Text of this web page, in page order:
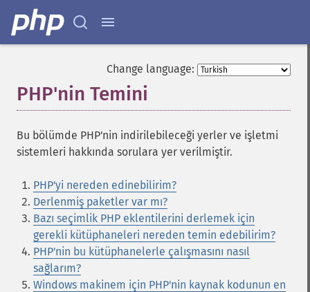
Change language:
PHP'nin Temini
Bu bölümde PHP'nin indirilebileceği yerler ve işletmi
sistemleri hakkında sorulara yer verilmiştir.
PHP'yi nereden edinebilirim?
Derlenmiş paketler var mı?
Bazı seçimlik PHP eklentilerini derlemek için
gerekli kütüphaneleri nereden temin edebilirim?
PHP'nin bu kütüphanelerle çalışmasını nasıl
sağlarım?
Windows makinem için PHP'nin kaynak kodunun en